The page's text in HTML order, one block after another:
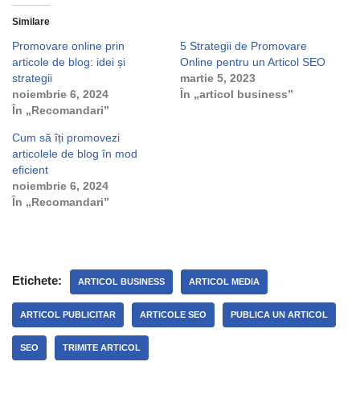
Similare
Promovare online prin
articole de blog: idei și
strategii
noiembrie 6, 2024
În „Recomandari”
5 Strategii de Promovare
Online pentru un Articol SEO
martie 5, 2023
În „articol business”
Cum să îți promovezi
articolele de blog în mod
eficient
noiembrie 6, 2024
În „Recomandari”
Etichete: ARTICOL BUSINESS ARTICOL MEDIA
ARTICOL PUBLICITAR ARTICOLE SEO PUBLICA UN ARTICOL
SEO TRIMITE ARTICOL